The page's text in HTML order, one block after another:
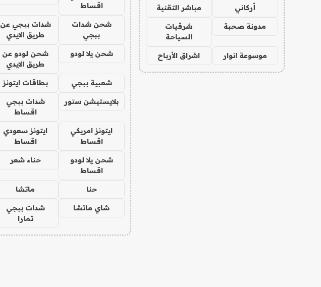
أركاني مباشر التقنية
مدونة صحبة
شرقيات
السياحة
موسوعة انوار اشراق الأرباح
اقساط
شحن شدات
ببجي
شدات ببجي عن
طريق الايدي
شحن يلا لودو
شحن لودو عن
طريق الايدي
شعبية ببجي بطاقات ايتونز
بلايستيشن ستور
شدات ببجي
اقساط
ايتونز امريكي
اقساط
ايتونز سعودي
اقساط
شحن يلا لودو
اقساط
حناء شعر
حنا ماتشا
شاي ماتشا
شدات ببجي
تمارا